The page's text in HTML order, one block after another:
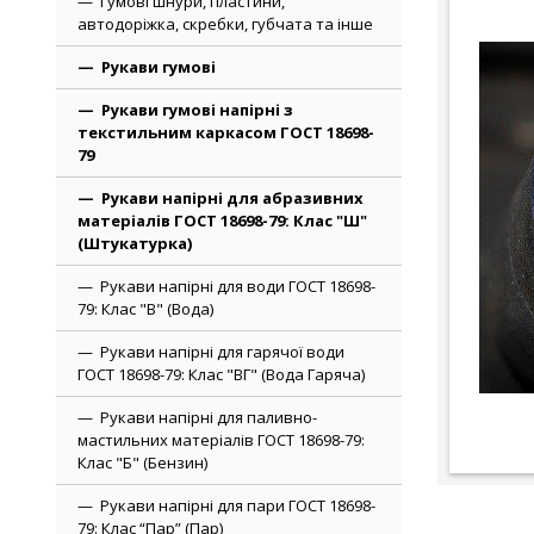
автодоріжка, скребки, губчата та інше
Рукави гумові
Рукави гумові напірні з
текстильним каркасом ГОСТ 18698-
79
Рукави напірні для абразивних
матеріалів ГОСТ 18698-79: Клас "Ш"
(Штукатурка)
Рукави напірні для води ГОСТ 18698-
79: Клас "В" (Вода)
Рукави напірні для гарячої води
ГОСТ 18698-79: Клас "ВГ" (Вода Гаряча)
Рукави напірні для паливно-
мастильних матеріалів ГОСТ 18698-79:
Клас "Б" (Бензин)
Рукави напірні для пари ГОСТ 18698-
79: Клас “Пар” (Пар)